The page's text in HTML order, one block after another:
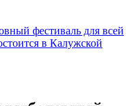
фестиваль для всей
в Калужской